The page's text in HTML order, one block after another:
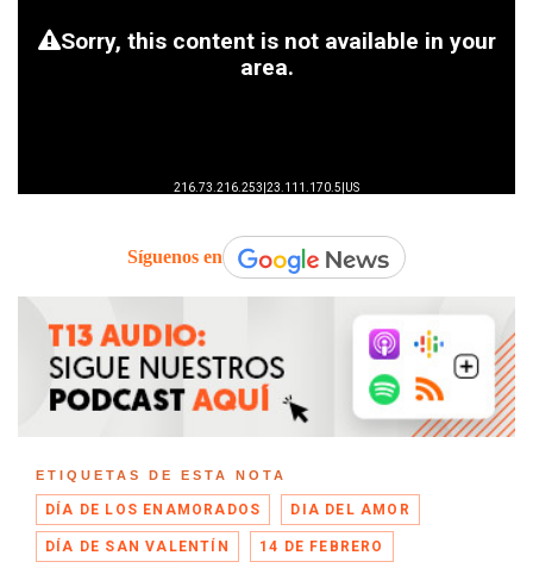
Síguenos en
ETIQUETAS DE ESTA NOTA
DÍA DE LOS ENAMORADOS DIA DEL AMOR
DÍA DE SAN VALENTÍN 14 DE FEBRERO